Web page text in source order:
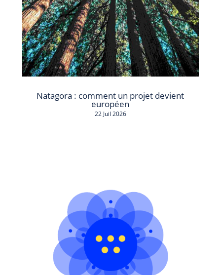
Natagora : comment un projet devient
européen
22 Juil 2026